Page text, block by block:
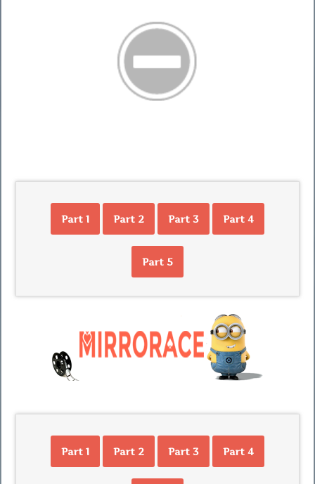
Part 1 Part 2 Part 3 Part 4
Part 5
Part 1 Part 2 Part 3 Part 4